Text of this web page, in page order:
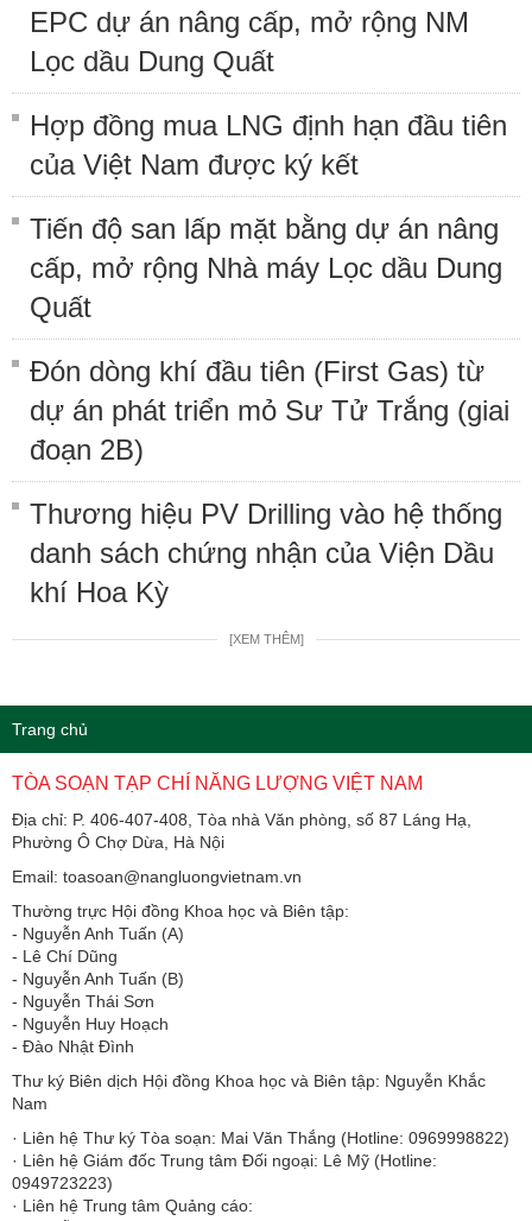
EPC dự án nâng cấp, mở rộng NM
Lọc dầu Dung Quất
Hợp đồng mua LNG định hạn đầu tiên
của Việt Nam được ký kết
Tiến độ san lấp mặt bằng dự án nâng
cấp, mở rộng Nhà máy Lọc dầu Dung
Quất
Đón dòng khí đầu tiên (First Gas) từ
dự án phát triển mỏ Sư Tử Trắng (giai
đoạn 2B)
Thương hiệu PV Drilling vào hệ thống
danh sách chứng nhận của Viện Dầu
khí Hoa Kỳ
[XEM THÊM]
Trang chủ
TÒA SOẠN TẠP CHÍ NĂNG LƯỢNG VIỆT NAM
Địa chỉ: P. 406-407-408, Tòa nhà Văn phòng, số 87 Láng Hạ,
Phường Ô Chợ Dừa, Hà Nội
Email: toasoan@nangluongvietnam.vn
Thường trực Hội đồng Khoa học và Biên tập:
​​​​​​- Nguyễn Anh Tuấn (A)
- Lê Chí Dũng
- Nguyễn Anh Tuấn (B)
- Nguyễn Thái Sơn
- Nguyễn Huy Hoạch
- Đào Nhật Đình
Thư ký Biên dịch Hội đồng Khoa học và Biên tập: Nguyễn Khắc
Nam
· Liên hệ Thư ký Tòa soạn: Mai Văn Thắng (Hotline: 0969998822)
· Liên hệ Giám đốc Trung tâm Đối ngoại: Lê Mỹ (Hotline:
0949723223)
· Liên hệ Trung tâm Quảng cáo: